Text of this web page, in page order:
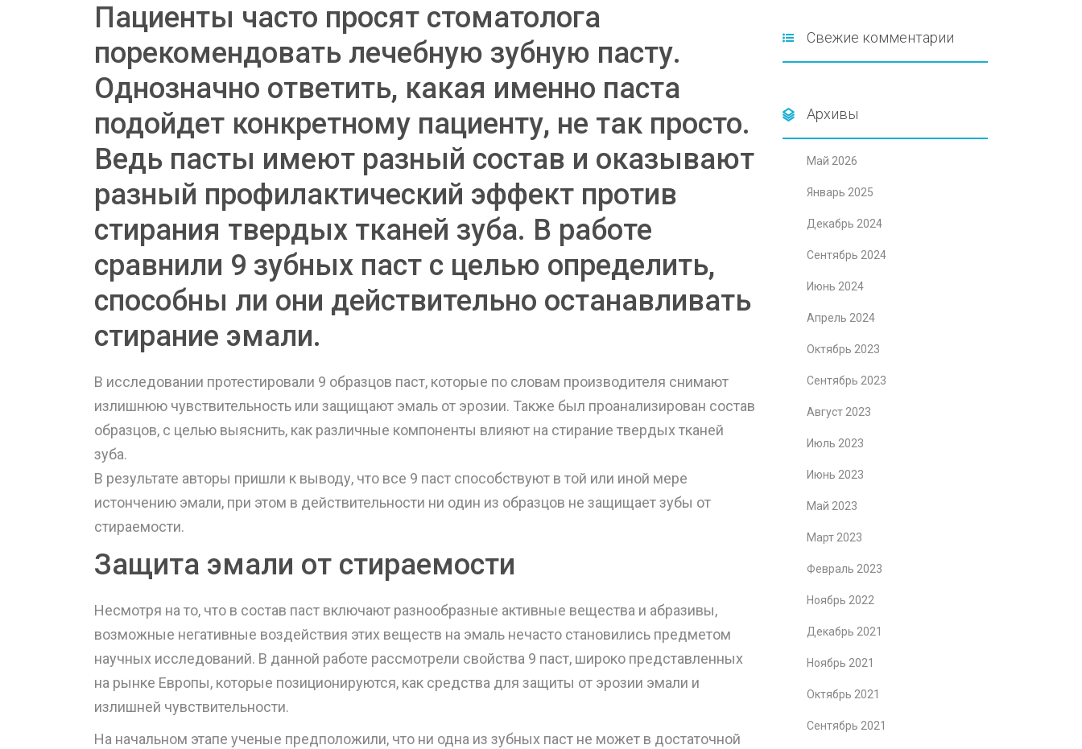
Пациенты часто просят стоматолога
порекомендовать лечебную зубную пасту.
Однозначно ответить, какая именно паста
подойдет конкретному пациенту, не так просто.
Ведь пасты имеют разный состав и оказывают
разный профилактический эффект против
стирания твердых тканей зуба. В работе
сравнили 9 зубных паст с целью определить,
способны ли они действительно останавливать
стирание эмали.
В исследовании протестировали 9 образцов паст, которые по словам производителя снимают
излишнюю чувствительность или защищают эмаль от эрозии. Также был проанализирован состав
образцов, с целью выяснить, как различные компоненты влияют на стирание твердых тканей
зуба.
В результате авторы пришли к выводу, что все 9 паст способствуют в той или иной мере
истончению эмали, при этом в действительности ни один из образцов не защищает зубы от
стираемости.
Защита эмали от стираемости
Несмотря на то, что в состав паст включают разнообразные активные вещества и абразивы,
возможные негативные воздействия этих веществ на эмаль нечасто становились предметом
научных исследований. В данной работе рассмотрели свойства 9 паст, широко представленных
на рынке Европы, которые позиционируются, как средства для защиты от эрозии эмали и
излишней чувствительности.
На начальном этапе ученые предположили, что ни одна из зубных паст не может в достаточной
Свежие комментарии
Архивы
Май 2026
Январь 2025
Декабрь 2024
Сентябрь 2024
Июнь 2024
Апрель 2024
Октябрь 2023
Сентябрь 2023
Август 2023
Июль 2023
Июнь 2023
Май 2023
Март 2023
Февраль 2023
Ноябрь 2022
Декабрь 2021
Ноябрь 2021
Октябрь 2021
Сентябрь 2021